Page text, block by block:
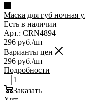
Маска для губ ночная
Есть в наличии
Арт.: CRN4894
296 руб./шт
Варианты цен
296 руб./шт
Подробности
Заказать